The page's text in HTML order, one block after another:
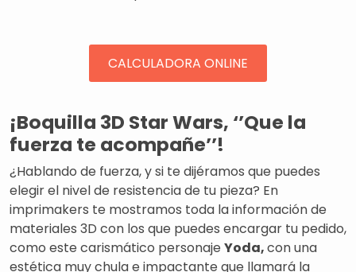
CALCULADORA ONLINE
¡Boquilla 3D Star Wars, ‘’Que la
fuerza te acompañe’’!
¿Hablando de fuerza, y si te dijéramos que puedes
elegir el nivel de resistencia de tu pieza? En
imprimakers te mostramos toda la información de
materiales 3D con los que puedes encargar tu pedido,
como este carismático personaje Yoda,con una
estética muy chula e impactante que llamará la